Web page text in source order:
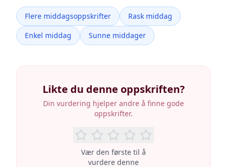
Flere middagsoppskrifter
Rask middag
Enkel middag
Sunne middager
Likte du denne oppskriften?
Din vurdering hjelper andre å finne gode
oppskrifter.
Vær den første til å
vurdere denne